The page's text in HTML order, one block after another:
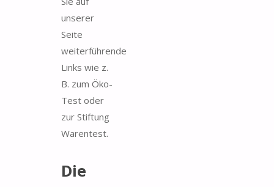
unserer
Seite
weiterführende
Links wie z.
B. zum Öko-
Test oder
zur Stiftung
Warentest.
Die